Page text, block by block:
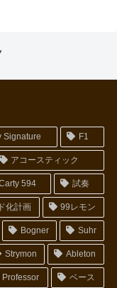
Signature F1
アコースティック
594 試奏
化計画 99レモン
Bogner Suhr
Strymon Ableton
Professor ベース